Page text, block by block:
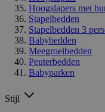
Hoogslapers met
Stapelbedden
Stapelbedden 3
Babybedden
Meegroeibedden
Peuterbedden
Babyparken
Stijl